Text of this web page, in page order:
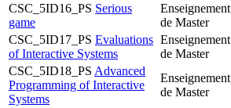
CSC_5ID16_PS Serious
game
Enseignement
de Master
CSC_5ID17_PS Evaluations
of Interactive Systems
Enseignement
de Master
CSC_5ID18_PS Advanced
Programming of Interactive
Systems
Enseignement
de Master